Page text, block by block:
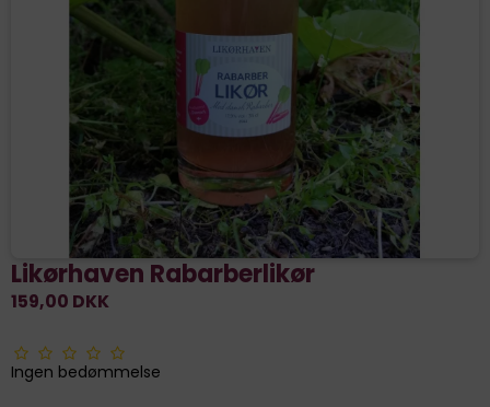
Likørhaven Rabarberlikør
159,00 DKK
Ingen bedømmelse